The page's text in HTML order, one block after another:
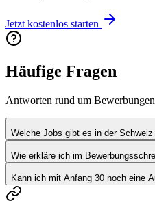
Jetzt kostenlos starten
Häufige Fragen
Antworten rund um
Welche Jobs gibt es in der
Wie erkläre ich im
Kann ich mit Anfang 30 noch eine